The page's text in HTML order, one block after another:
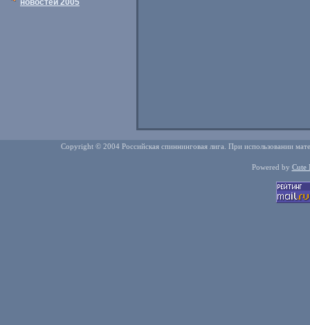
новостей 2005
Copyright © 2004 Российская спиннинговая лига. При использовании
Powered by Cute